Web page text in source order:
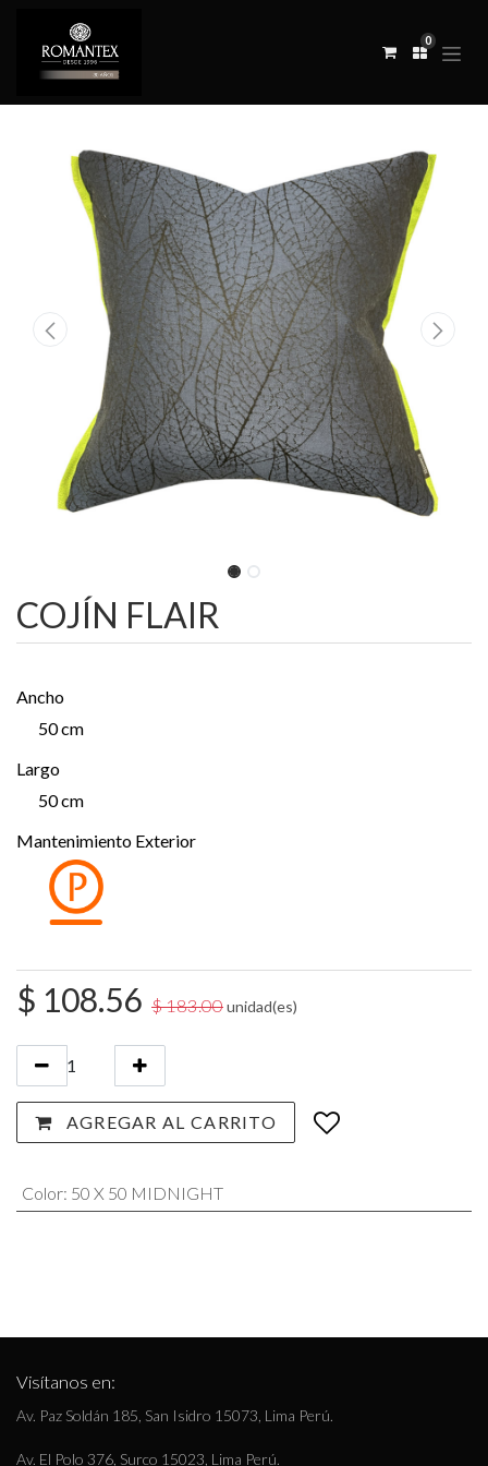
0
COJÍN FLAIR
Ancho
50 cm
Largo
50 cm
Mantenimiento Exterior
$ 108.56 $183.00unidad(es)
AGREGAR AL CARRITO
Color: 50 X 50 MIDNIGHT
Visítanos en:
Av. Paz Soldán 185, San Isidro 15073, Lima Perú.
Av. El Polo 376, Surco 15023, Lima Perú.